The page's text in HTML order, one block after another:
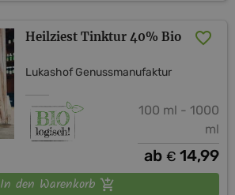
Heilziest Tinktur 40% Bio
Lukashof Genussmanufaktur
100 ml - 1000
ml
ab € 14,99
In den Warenkorb